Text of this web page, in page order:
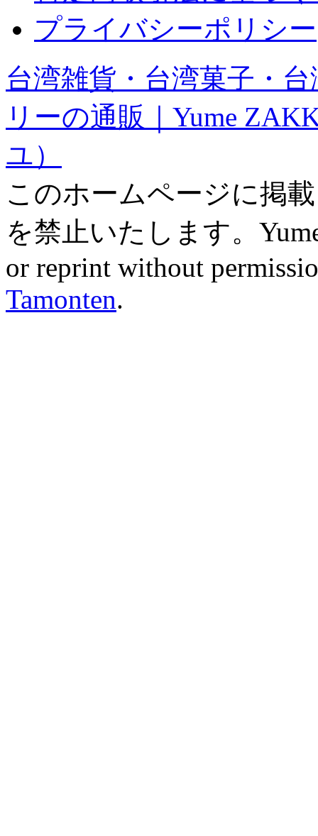
プライバシーポリシー
台湾雑貨・台湾菓子・
リーの通販｜Yume
ユ）
このホームページに掲
を禁止いたします。
or reprint without
Tamonten.